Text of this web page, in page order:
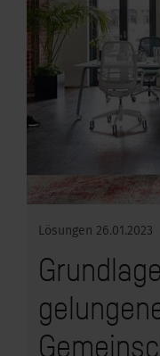
Lösungen 26.01.2023